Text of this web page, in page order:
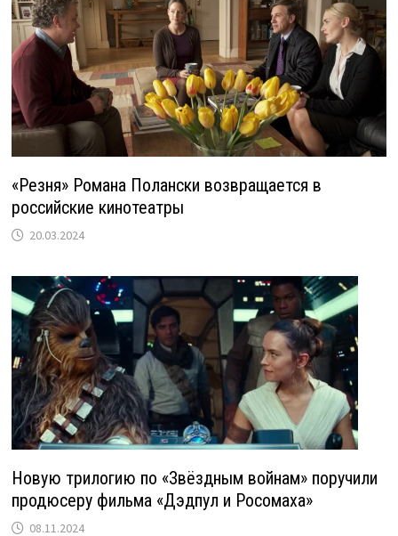
«Резня» Романа Полански возвращается в
российские кинотеатры
20.03.2024
Новую трилогию по «Звёздным войнам» поручили
продюсеру фильма «Дэдпул и Росомаха»
08.11.2024